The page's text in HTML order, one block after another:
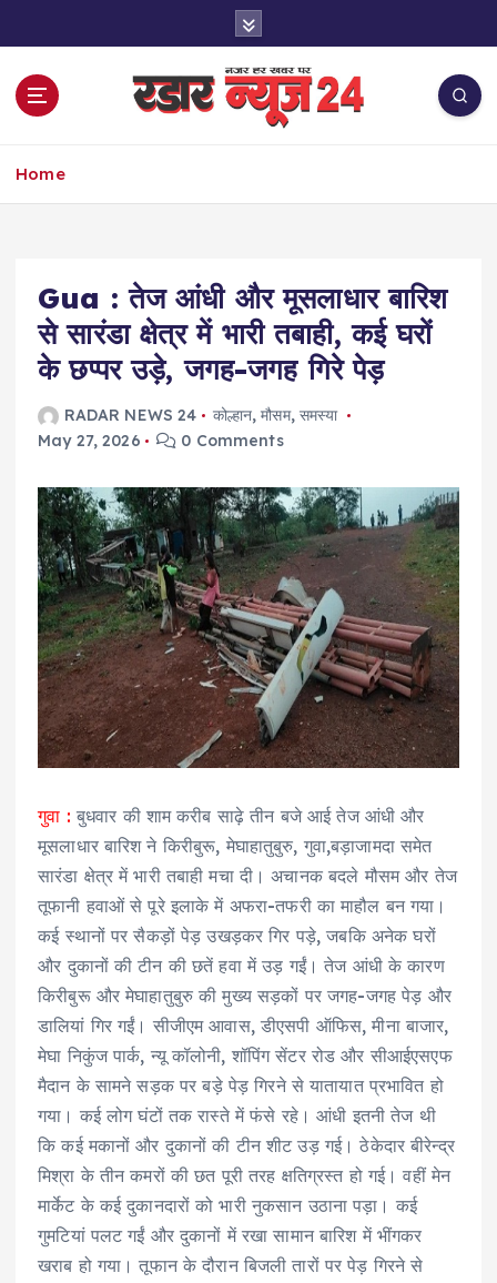
Home
Gua : तेज आंधी और मूसलाधार बारिश
से सारंडा क्षेत्र में भारी तबाही, कई घरों
के छप्पर उड़े, जगह-जगह गिरे पेड़
RADAR NEWS 24 कोल्हान,मौसम,समस्या
May 27, 2026
0 Comments
गुवा : बुधवार की शाम करीब साढ़े तीन बजे आई तेज आंधी और
मूसलाधार बारिश ने किरीबुरू, मेघाहातुबुरु, गुवा,बड़ाजामदा समेत
सारंडा क्षेत्र में भारी तबाही मचा दी। अचानक बदले मौसम और तेज
तूफानी हवाओं से पूरे इलाके में अफरा-तफरी का माहौल बन गया।
कई स्थानों पर सैकड़ों पेड़ उखड़कर गिर पड़े, जबकि अनेक घरों
और दुकानों की टीन की छतें हवा में उड़ गईं। तेज आंधी के कारण
किरीबुरू और मेघाहातुबुरु की मुख्य सड़कों पर जगह-जगह पेड़ और
डालियां गिर गईं। सीजीएम आवास, डीएसपी ऑफिस, मीना बाजार,
मेघा निकुंज पार्क, न्यू कॉलोनी, शॉपिंग सेंटर रोड और सीआईएसएफ
मैदान के सामने सड़क पर बड़े पेड़ गिरने से यातायात प्रभावित हो
गया। कई लोग घंटों तक रास्ते में फंसे रहे। आंधी इतनी तेज थी
कि कई मकानों और दुकानों की टीन शीट उड़ गई। ठेकेदार बीरेन्द्र
मिश्रा के तीन कमरों की छत पूरी तरह क्षतिग्रस्त हो गई। वहीं मेन
मार्केट के कई दुकानदारों को भारी नुकसान उठाना पड़ा। कई
गुमटियां पलट गईं और दुकानों में रखा सामान बारिश में भींगकर
खराब हो गया। तूफान के दौरान बिजली तारों पर पेड़ गिरने से